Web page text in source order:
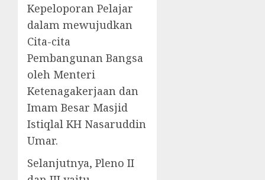
Kepeloporan Pelajar
dalam mewujudkan
Cita-cita
Pembangunan Bangsa
oleh Menteri
Ketenagakerjaan dan
Imam Besar Masjid
Istiqlal KH Nasaruddin
Umar.
Selanjutnya, Pleno II